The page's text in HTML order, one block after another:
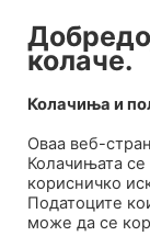
колаче.
Колачиња и
Оваа веб-
Колачињата
корисничко
Податоците
може да се